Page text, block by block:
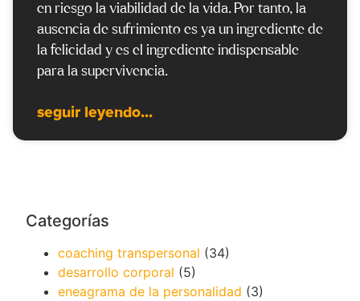
en riesgo la viabilidad de la vida. Por tanto, la
ausencia de sufrimiento es ya un ingrediente de
la felicidad y es el ingrediente indispensable
para la supervivencia.
seguir leyendo...
Categorías
coaching transpersonal (34)
desarrollo corporal (5)
eneagrama de la personalidad (3)